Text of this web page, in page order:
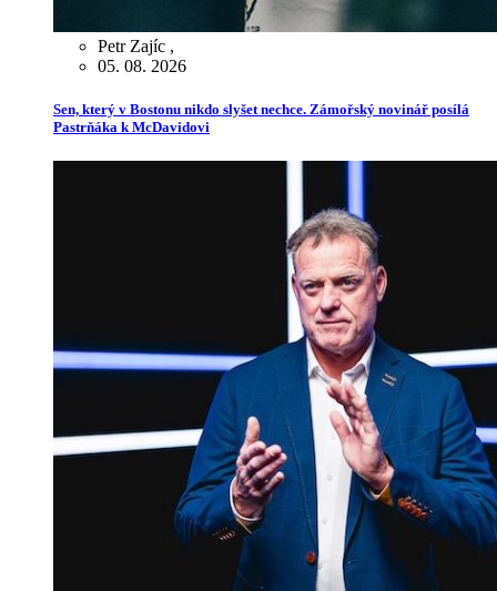
Petr Zajíc ,
05. 08. 2026
Sen, který v Bostonu nikdo slyšet nechce. Zámořský novinář posílá
Pastrňáka k McDavidovi